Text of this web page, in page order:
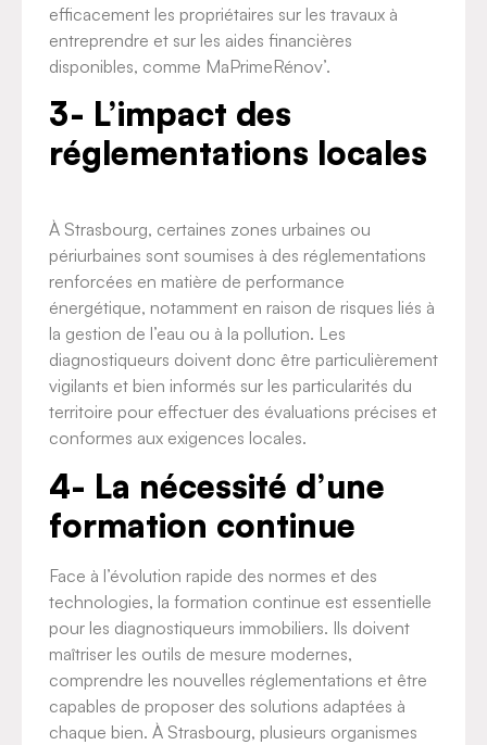
efficacement les propriétaires sur les travaux à
entreprendre et sur les aides financières
disponibles, comme MaPrimeRénov’.
3- L’impact des
réglementations locales
À Strasbourg, certaines zones urbaines ou
périurbaines sont soumises à des réglementations
renforcées en matière de performance
énergétique, notamment en raison de risques liés à
la gestion de l’eau ou à la pollution. Les
diagnostiqueurs doivent donc être particulièrement
vigilants et bien informés sur les particularités du
territoire pour effectuer des évaluations précises et
conformes aux exigences locales.
4- La nécessité d’une
formation continue
Face à l’évolution rapide des normes et des
technologies, la formation continue est essentielle
pour les diagnostiqueurs immobiliers. Ils doivent
maîtriser les outils de mesure modernes,
comprendre les nouvelles réglementations et être
capables de proposer des solutions adaptées à
chaque bien. À Strasbourg, plusieurs organismes